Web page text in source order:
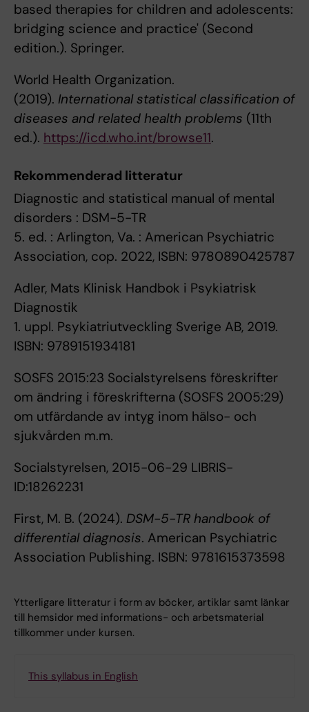
based therapies for children and adolescents:
bridging science and practice' (Second
edition.). Springer.
World Health Organization.
(2019). International statistical classification of
diseases and related health problems (11th
ed.). https://icd.who.int/browse11.
Rekommenderad litteratur
Diagnostic and statistical manual of mental
disorders : DSM-5-TR
5. ed. : Arlington, Va. : American Psychiatric
Association, cop. 2022, ISBN: 9780890425787
Adler, Mats Klinisk Handbok i Psykiatrisk
Diagnostik
1. uppl. Psykiatriutveckling Sverige AB, 2019.
ISBN: 9789151934181
SOSFS 2015:23 Socialstyrelsens föreskrifter
om ändring i föreskrifterna (SOSFS 2005:29)
om utfärdande av intyg inom hälso- och
sjukvården m.m.
Socialstyrelsen, 2015-06-29 LIBRIS-
ID:18262231
First, M. B. (2024). DSM-5-TR handbook of
differential diagnosis. American Psychiatric
Association Publishing. ISBN: 9781615373598
Ytterligare litteratur i form av böcker, artiklar samt länkar
till hemsidor med informations- och arbetsmaterial
tillkommer under kursen.
This syllabus in English